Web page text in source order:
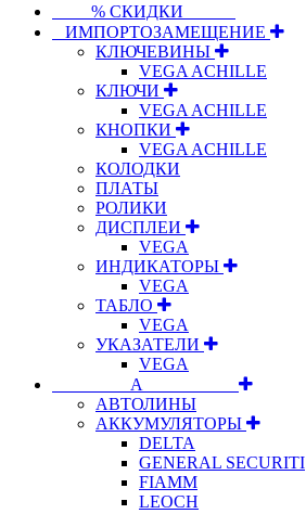
⠀⠀⠀% СКИДКИ⠀⠀⠀⠀
⠀ИМПОРТОЗАМЕЩЕНИЕ
КЛЮЧЕВИНЫ
VEGA ACHILLE
КЛЮЧИ
VEGA ACHILLE
КНОПКИ
VEGA ACHILLE
КОЛОДКИ
ПЛАТЫ
РОЛИКИ
ДИСПЛЕИ
VEGA
ИНДИКАТОРЫ
VEGA
ТАБЛО
VEGA
УКАЗАТЕЛИ
VEGA
⠀⠀⠀⠀⠀⠀А⠀⠀⠀⠀⠀⠀⠀
АВТОЛИНЫ
АККУМУЛЯТОРЫ
DELTA
GENERAL SECURITI
FIAMM
LEOCH